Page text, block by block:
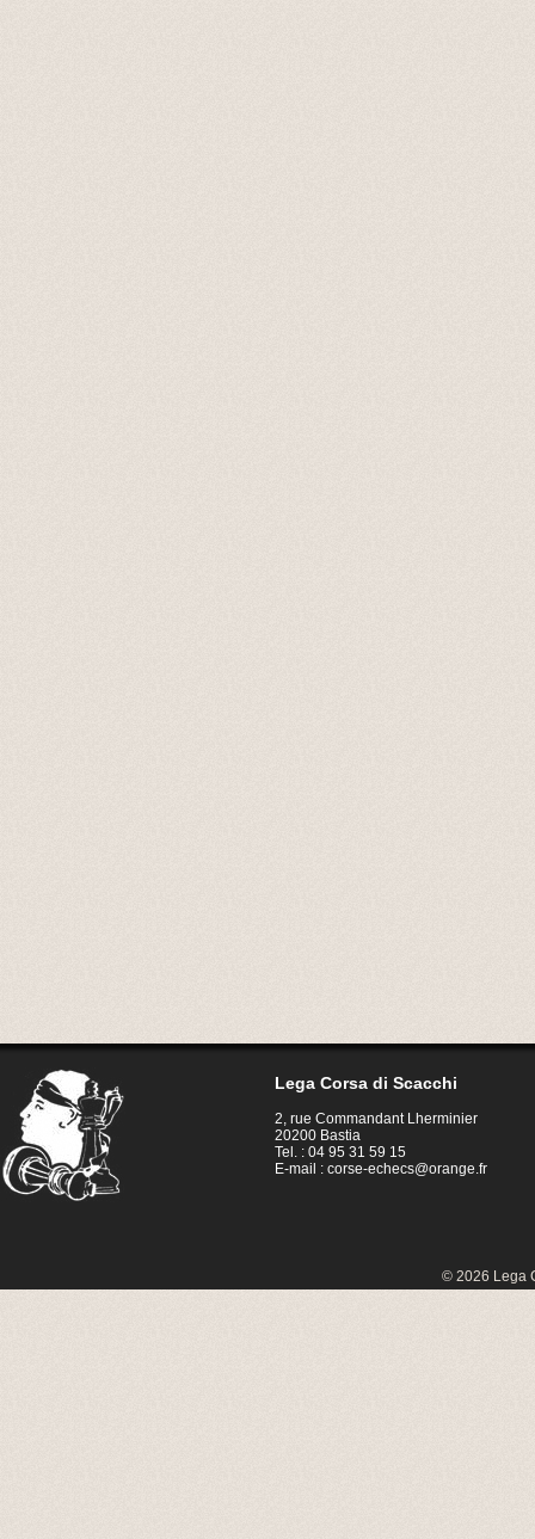
Lega Corsa di Scacchi
2, rue Commandant Lherminier
20200 Bastia
Tel. : 04 95 31 59 15
E-mail :corse-echecs@orange.fr
© 2026 Lega